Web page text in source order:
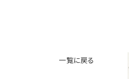
一覧に戻る